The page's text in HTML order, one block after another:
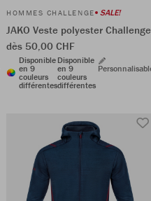
HOMMES CHALLENGE SALE!
JAKO Veste polyester Challenge
dès 50,00 CHF
Disponible
en 9
couleurs
différentes
Disponible
en 9
couleurs
différentes